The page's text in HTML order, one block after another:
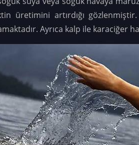
üretimini artırdığı
Ayrıca kalp ile karaciğer